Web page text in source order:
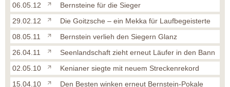
06.05.12
Bernsteine für die Sieger
29.02.12
Die Goitzsche – ein Mekka für Laufbegeisterte
08.05.11
Bernstein verlieh den Siegern Glanz
26.04.11
Seenlandschaft zieht erneut Läufer in den Bann
02.05.10
Kenianer siegte mit neuem Streckenrekord
15.04.10
Den Besten winken erneut Bernstein-Pokale